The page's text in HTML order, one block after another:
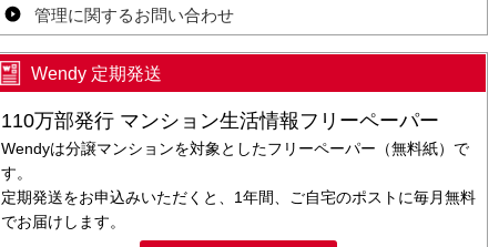
管理に関するお問い合わせ
Wendy 定期発送
110万部発行 マンション生活情報フリーペーパー
Wendyは分譲マンションを対象としたフリーペーパー（無料紙）で
す。
定期発送をお申込みいただくと、1年間、ご自宅のポストに毎月無料
でお届けします。